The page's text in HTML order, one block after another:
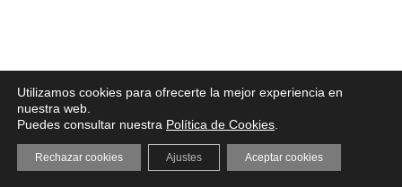
Utilizamos cookies para ofrecerte la mejor experiencia en
nuestra web.
Puedes consultar nuestra Política de Cookies
Aceptar cookies
Rechazar cookies Ajustes